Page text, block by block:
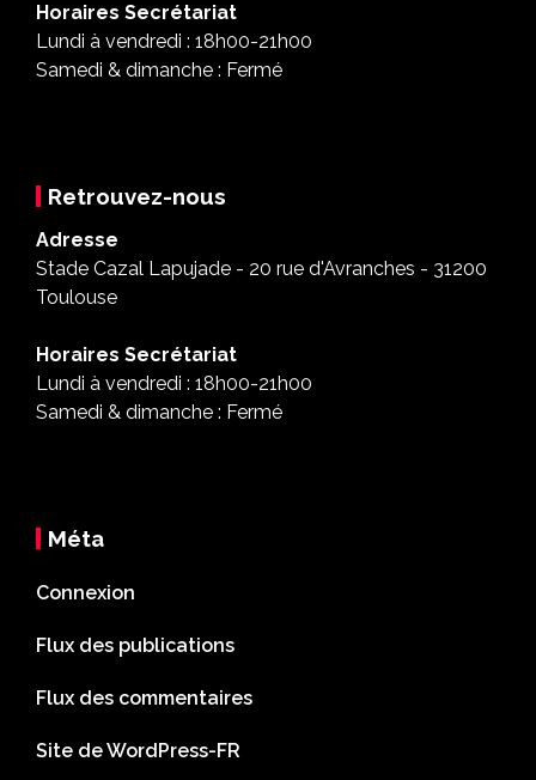
Horaires Secrétariat
Lundi à vendredi : 18h00-21h00
Samedi & dimanche : Fermé
Retrouvez-nous
Adresse
Stade Cazal Lapujade - 20 rue d'Avranches - 31200
Toulouse
Horaires Secrétariat
Lundi à vendredi : 18h00-21h00
Samedi & dimanche : Fermé
Méta
Connexion
Flux des publications
Flux des commentaires
Site de WordPress-FR